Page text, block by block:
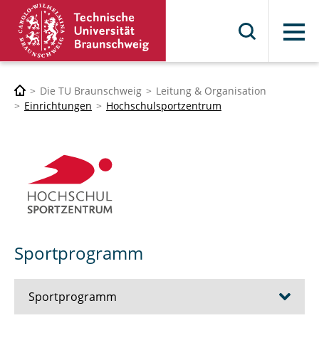
Menü
Die TU Braunschweig
Leitung & Organisation
Einrichtungen
Hochschulsportzentrum
Sportprogramm
Sportprogramm